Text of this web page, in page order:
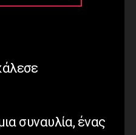
συναυλία, ένας